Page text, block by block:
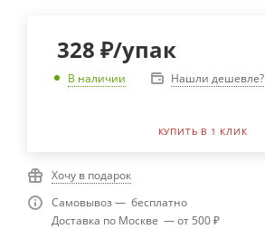
328 ₽/упак
В наличии Нашли дешевле?
КУПИТЬ В 1 КЛИК
Хочу в подарок
Самовывоз — бесплатно
Доставка по Москве — от 500 ₽